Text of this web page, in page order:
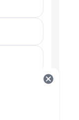
سنرسل لك إيصالًا عبر